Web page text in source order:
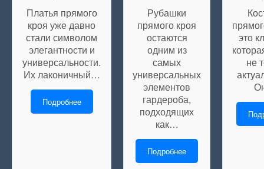
Платья прямого
кроя уже давно
стали символом
элегантности и
универсальности.
Их лаконичный…
Подробнее
Рубашки
прямого кроя
остаются
одним из
самых
универсальных
элементов
гардероба,
подходящих
как…
Подробнее
это
не